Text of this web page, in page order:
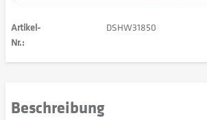
Artikel-
Nr.:
DSHW31850
Beschreibung